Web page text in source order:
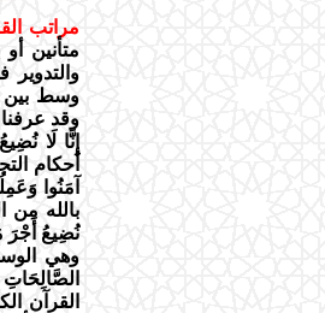
مراتب
متأنين
والتدوير
وسط بين
وقد عرفنا
إِنَّا لَا
أحكام
آمَنُوا
بالله من
نُضِيعُ أَجْرَ
وهي
القرآن